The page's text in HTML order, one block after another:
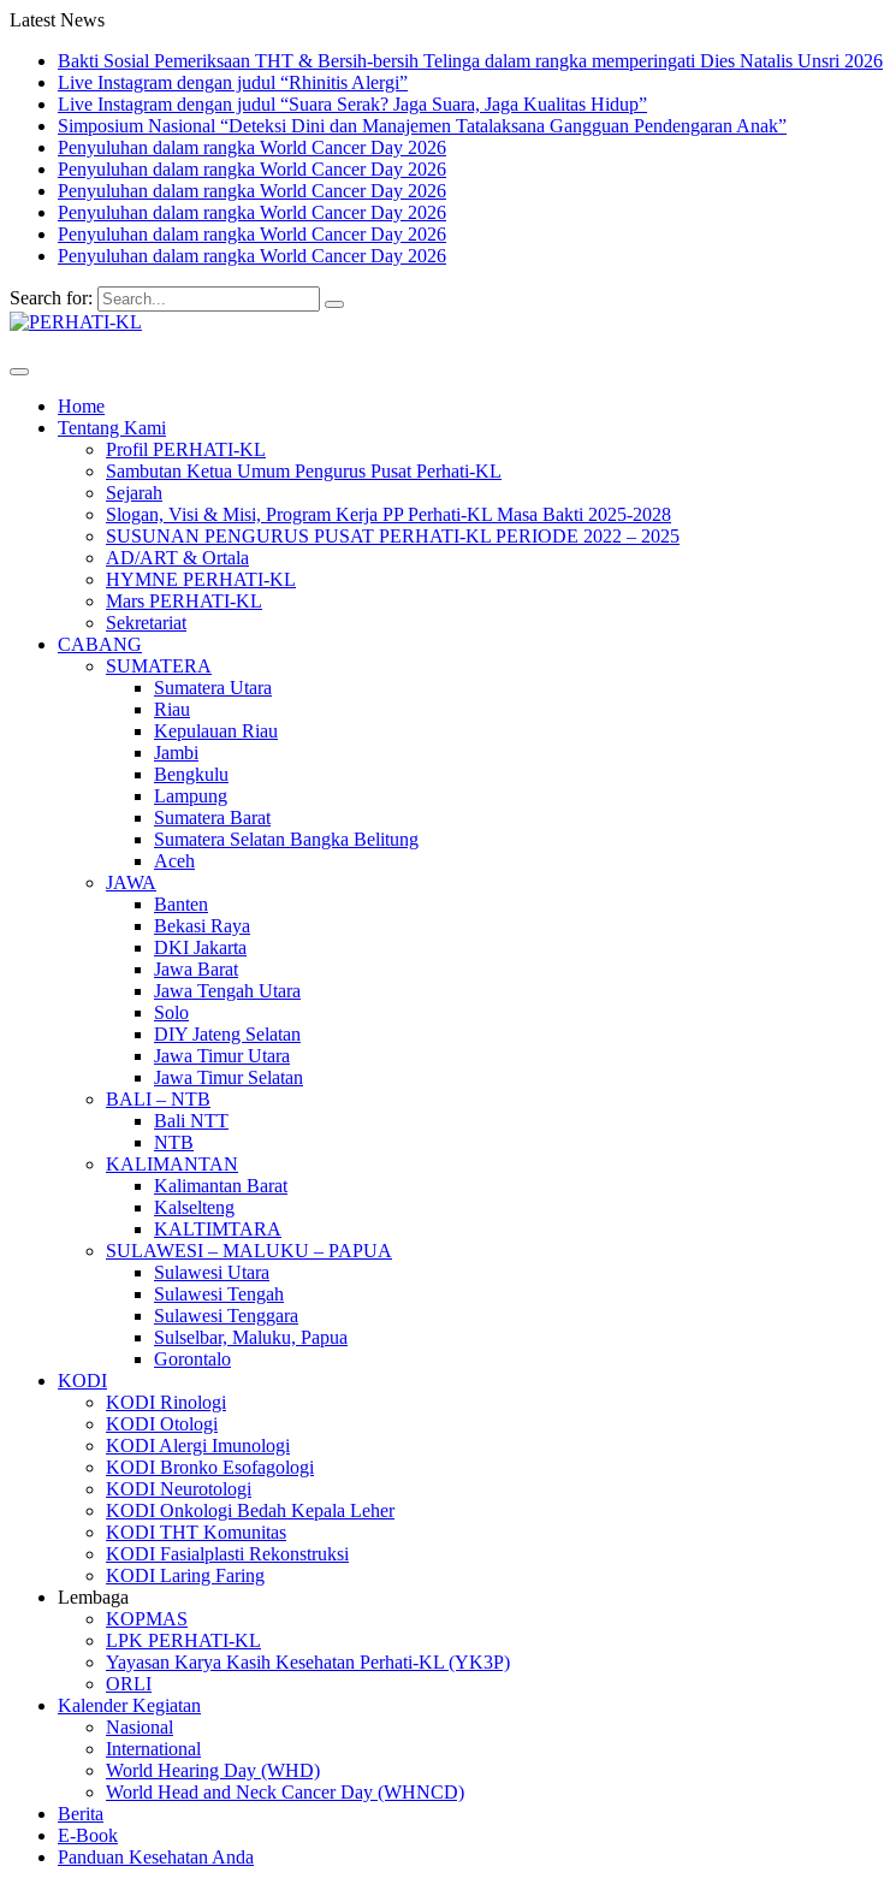
Latest News
Bakti Sosial Pemeriksaan THT & Bersih-bersih Telinga dalam rangka memperingati Dies Natalis Unsri 2026
Live Instagram dengan judul “Rhinitis Alergi”
Live Instagram dengan judul “Suara Serak? Jaga Suara, Jaga Kualitas Hidup”
Simposium Nasional “Deteksi Dini dan Manajemen Tatalaksana Gangguan Pendengaran Anak”
Penyuluhan dalam rangka World Cancer Day 2026
Penyuluhan dalam rangka World Cancer Day 2026
Penyuluhan dalam rangka World Cancer Day 2026
Penyuluhan dalam rangka World Cancer Day 2026
Penyuluhan dalam rangka World Cancer Day 2026
Penyuluhan dalam rangka World Cancer Day 2026
Search for:
Home
Tentang Kami
Profil PERHATI-KL
Sambutan Ketua Umum Pengurus Pusat Perhati-KL
Sejarah
Slogan, Visi & Misi, Program Kerja PP Perhati-KL Masa Bakti 2025-2028
SUSUNAN PENGURUS PUSAT PERHATI-KL PERIODE 2022 – 2025
AD/ART & Ortala
HYMNE PERHATI-KL
Mars PERHATI-KL
Sekretariat
CABANG
SUMATERA
Sumatera Utara
Riau
Kepulauan Riau
Jambi
Bengkulu
Lampung
Sumatera Barat
Sumatera Selatan Bangka Belitung
Aceh
JAWA
Banten
Bekasi Raya
DKI Jakarta
Jawa Barat
Jawa Tengah Utara
Solo
DIY Jateng Selatan
Jawa Timur Utara
Jawa Timur Selatan
BALI – NTB
Bali NTT
NTB
KALIMANTAN
Kalimantan Barat
Kalselteng
KALTIMTARA
SULAWESI – MALUKU – PAPUA
Sulawesi Utara
Sulawesi Tengah
Sulawesi Tenggara
Sulselbar, Maluku, Papua
Gorontalo
KODI
KODI Rinologi
KODI Otologi
KODI Alergi Imunologi
KODI Bronko Esofagologi
KODI Neurotologi
KODI Onkologi Bedah Kepala Leher
KODI THT Komunitas
KODI Fasialplasti Rekonstruksi
KODI Laring Faring
Lembaga
KOPMAS
LPK PERHATI-KL
Yayasan Karya Kasih Kesehatan Perhati-KL (YK3P)
ORLI
Kalender Kegiatan
Nasional
International
World Hearing Day (WHD)
World Head and Neck Cancer Day (WHNCD)
Berita
E-Book
Panduan Kesehatan Anda